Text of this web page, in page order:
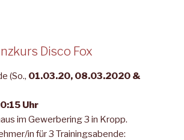
Disco Fox
(So., 01.03.20, 08.03.2020 &
Uhr
im Gewerbering 3 in Kropp.
in für 3 Trainingsabende: